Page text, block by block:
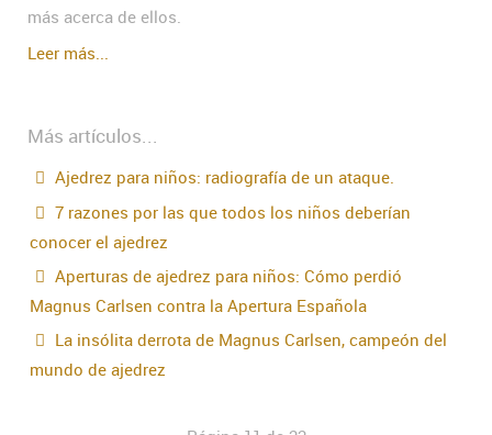
más acerca de ellos.
Leer más...
Más artículos...
Ajedrez para niños: radiografía de un ataque.
7 razones por las que todos los niños deberían
conocer el ajedrez
Aperturas de ajedrez para niños: Cómo perdió
Magnus Carlsen contra la Apertura Española
La insólita derrota de Magnus Carlsen, campeón del
mundo de ajedrez